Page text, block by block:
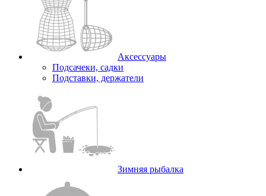
Аксессуары
Подсачеки, садки
Подставки, держатели
Зимняя рыбалка